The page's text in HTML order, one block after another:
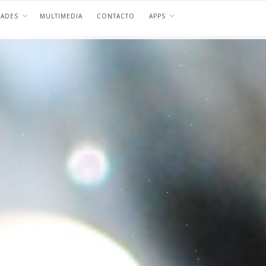
MULTIMEDIA CONTACTO APPS